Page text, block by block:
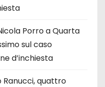
Porro a Quarta
sul caso
d’inchiesta
quattro